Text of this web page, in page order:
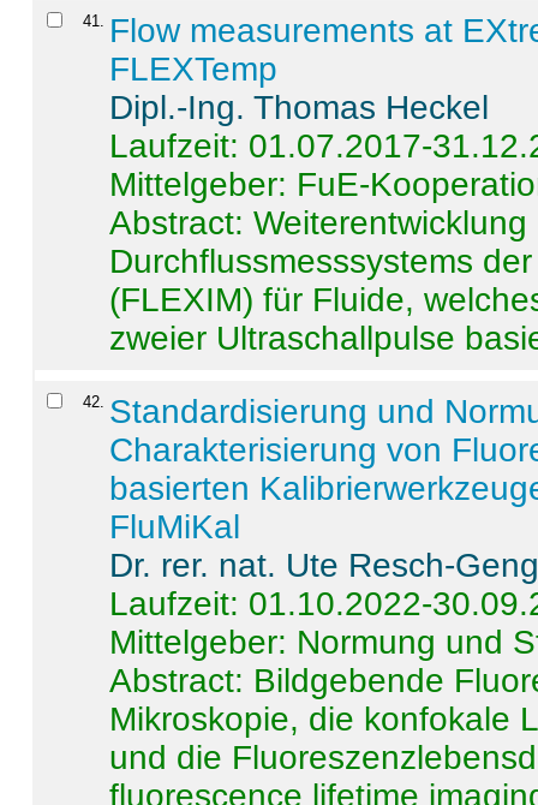
41. Flow measurements at
FLEXTemp
Dipl.-Ing. Thomas Heckel
Laufzeit: 01.07.2017-
Mittelgeber: FuE-
Abstract:
Durchflussmesssystems
(FLEXIM) für Fluide,
zweier Ultraschallpulse
42. Standardisierung und
Charakterisierung von
basierten
FluMiKal
Dr. rer. nat. Ute Resch-
Laufzeit: 01.10.2022-
Mittelgeber: Normung und
Abstract: Bildgebende
Mikroskopie, die konfokale
und die
fluorescence lifetime